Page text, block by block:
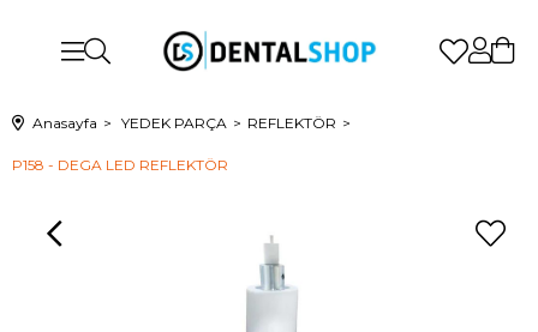
Anasayfa YEDEK PARÇA REFLEKTÖR
P158 - DEGA LED REFLEKTÖR